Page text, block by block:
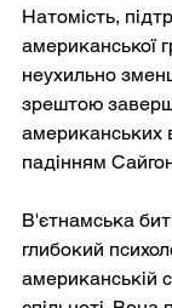
Натомість,
американської
неухильно
зрештою
американських
падінням
В'єтнамська
глибокий
американській